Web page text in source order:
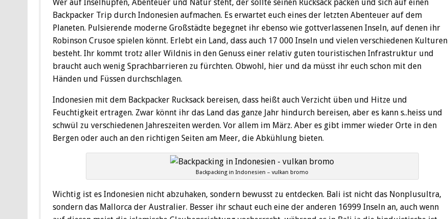
Wer auf Inselhüpfen, Abenteuer und Natur steht, der sollte seinen Rucksack packen und sich auf einen
Backpacker Trip durch Indonesien aufmachen. Es erwartet euch eines der letzten Abenteuer auf dem
Planeten. Pulsierende moderne Großstädte begegnet ihr ebenso wie gottverlassenen Inseln, auf denen ihr
Robinson Crusoe spielen könnt. Erlebt ein Land, dass auch 17 000 Inseln und vielen verschiedenen Kulturen
besteht. Ihr kommt trotz aller Wildnis in den Genuss einer relativ guten touristischen Infrastruktur und
braucht auch wenig Sprachbarrieren zu fürchten. Obwohl, hier und da müsst ihr euch schon mit den
Händen und Füssen durchschlagen.
Indonesien mit dem Backpacker Rucksack bereisen, dass heißt auch Verzicht üben und Hitze und
Feuchtigkeit ertragen. Zwar könnt ihr das Land das ganze Jahr hindurch bereisen, aber es kann s..heiss und
schwül zu verschiedenen Jahreszeiten werden. Vor allem im März. Aber es gibt immer wieder Orte in den
Bergen oder auch an den richtigen Seiten am Meer, die Abkühlung bieten.
Backpacking in Indonesien – vulkan bromo
Wichtig ist es Indonesien nicht abzuhaken, sondern bewusst zu entdecken. Bali ist nicht das Nonplusultra,
sondern das Mallorca der Australier. Besser ihr schaut euch eine der anderen 16999 Inseln an, auch wenn